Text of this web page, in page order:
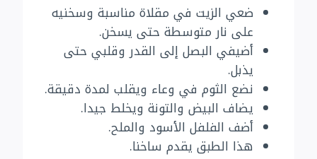
ضعي الزيت في مقلاة مناسبة وسخنيه
على نار متوسطة حتى يسخن.
أضيفي البصل إلى القدر وقلبي حتى
يذبل.
نضع الثوم في وعاء ويقلب لمدة دقيقة.
يضاف البيض والتونة ويخلط جيدا.
أضف الفلفل الأسود والملح.
هذا الطبق يقدم ساخنا.